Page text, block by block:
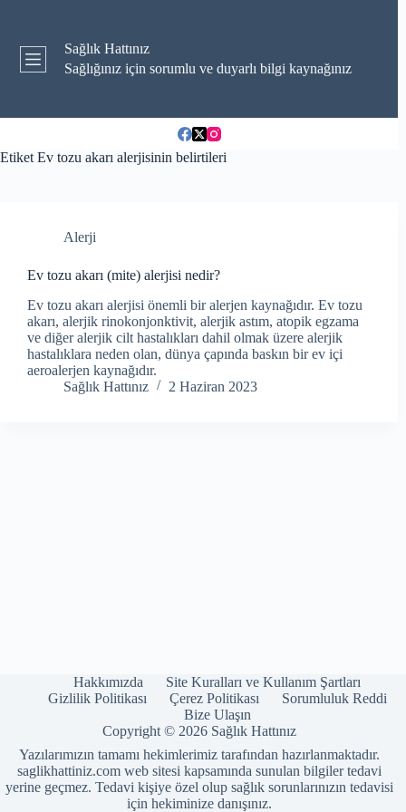
Sağlık Hattınız
Sağlığınız için sorumlu ve duyarlı bilgi kaynağınız
Etiket Ev tozu akarı alerjisinin belirtileri
Alerji
Ev tozu akarı (mite) alerjisi nedir?
Ev tozu akarı alerjisi önemli bir alerjen kaynağıdır. Ev tozu
akarı, alerjik rinokonjonktivit, alerjik astım, atopik egzama
ve diğer alerjik cilt hastalıkları dahil olmak üzere alerjik
hastalıklara neden olan, dünya çapında baskın bir ev içi
aeroalerjen kaynağıdır.
Sağlık Hattınız
2 Haziran 2023
Hakkımızda
Site Kuralları ve Kullanım Şartları
Gizlilik Politikası
Çerez Politikası
Sorumluluk Reddi
Bize Ulaşın
Copyright © 2026 Sağlık Hattınız
Yazılarımızın tamamı hekimlerimiz tarafından hazırlanmaktadır.
saglikhattiniz.com web sitesi kapsamında sunulan bilgiler tedavi
yerine geçmez. Tedavi kişiye özel olup sağlık sorunlarınızın tedavisi
için hekiminize danışınız.